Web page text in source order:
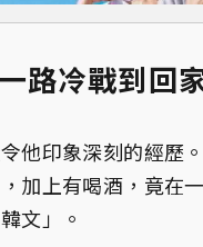
路冷戰到回
他印象深刻的經歷
加上有喝酒，竟在
文」。